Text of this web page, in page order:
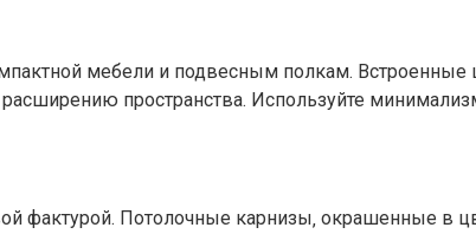
мебели и подвесным полкам.
пространства. Используйте
фактурой. Потолочные карнизы‚ окрашенные в